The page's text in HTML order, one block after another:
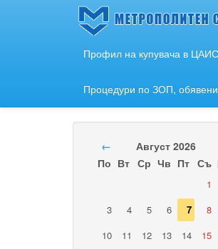
Профил на купувача в
Процедури по ЗОП,
← Август 2026
По Вт Ср Чв Пт Съ
1
3
4 5 6 7 8
10
11 12 13 14 15